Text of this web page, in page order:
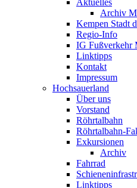
Aktuelles
Archiv
Kempen Stadt
Regio-Info
IG Fußverkehr
Linktipps
Kontakt
Impressum
Hochsauerland
Über uns
Vorstand
Röhrtalbahn
Röhrtalbahn-
Exkursionen
Archiv
Fahrrad
Linktipps